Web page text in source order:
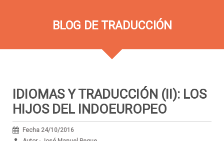
BLOG DE TRADUCCIÓN
IDIOMAS Y TRADUCCIÓN (II): LOS
HIJOS DEL INDOEUROPEO
Fecha 24/10/2016